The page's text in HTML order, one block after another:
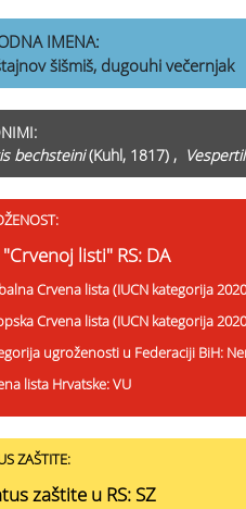
IMENA:
šišmiš, dugouhi večernjak
bechsteini(Kuhl, 1817) ,
listi" RS: DA
Crvena lista (IUCN kategorija
Crvena lista (IUCN kategorija
ugroženosti u Federaciji BiH:
lista Hrvatske: VU
ZAŠTITE:
zaštite u RS: SZ